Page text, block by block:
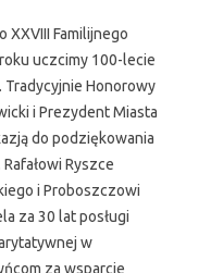
XXVIII Familijnego
uczcimy 100-lecie
Tradycyjnie Honorowy
i Prezydent Miasta
do podziękowania
Ryszce
i Proboszczowi
za 30 lat posługi
w
za wsparcie